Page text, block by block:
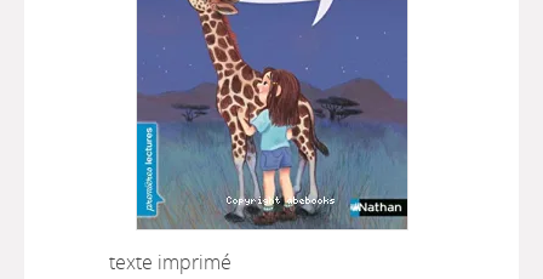
texte imprimé